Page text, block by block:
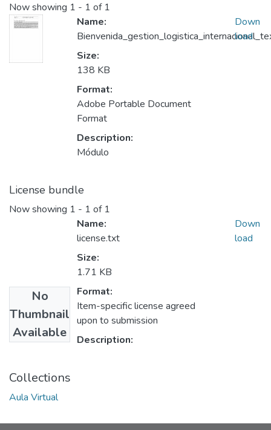
Now showing 1 - 1 of 1
Name:
Size:
138 KB
Format:
Adobe Portable Document
Format
Description:
Módulo
Down
load
License bundle
Now showing 1 - 1 of 1
No
Thumbnail
Available
Name:
license.txt
Size:
1.71 KB
Format:
Item-specific license agreed
upon to submission
Description:
Down
load
Collections
Aula Virtual